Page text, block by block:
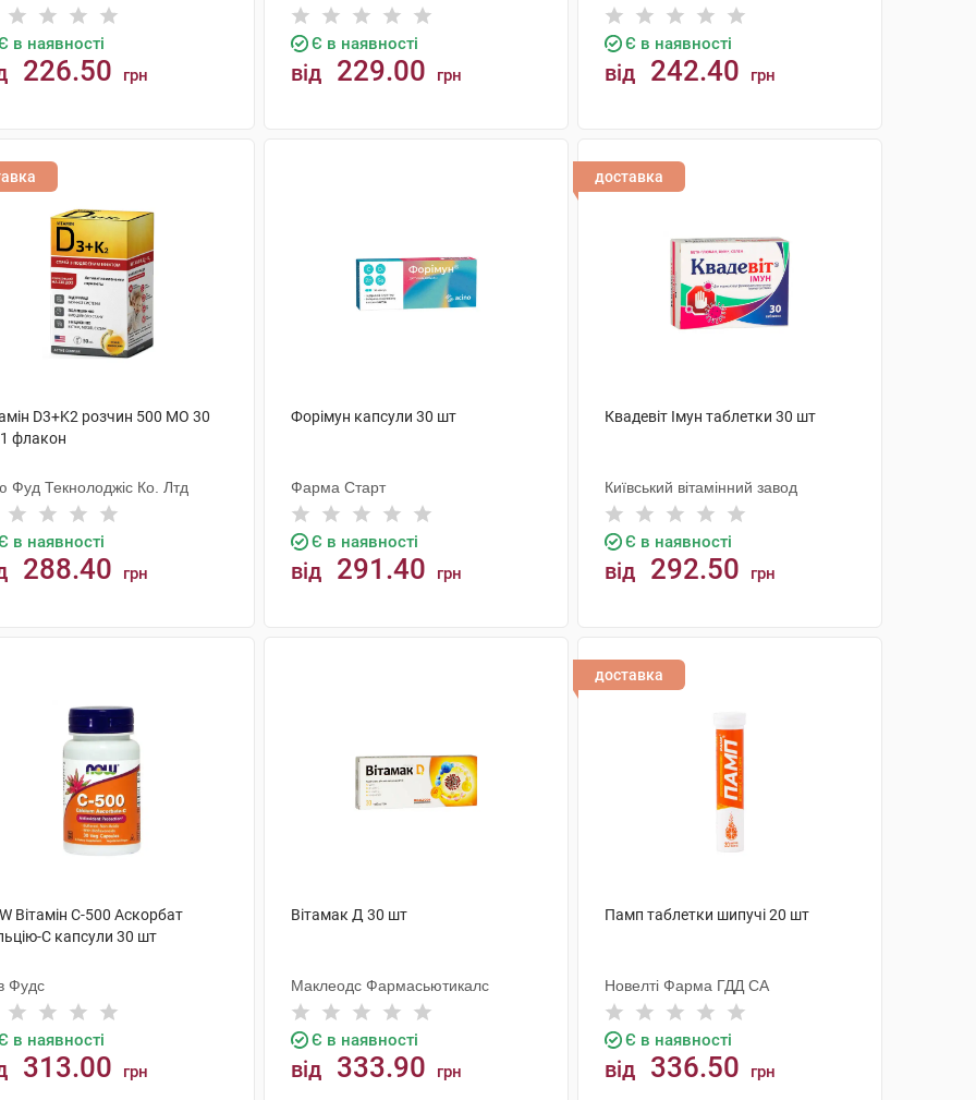
в наявності
226.50 грн
Є в наявності
від 229.00 грн
Є в наявності
від 242.40 грн
D3+K2 розчин 500 МО 30
флакон
Фуд Текнолоджіс Ко. Лтд
в наявності
288.40 грн
Форімун капсули 30 шт
Фарма Старт
Є в наявності
від 291.40 грн
доставка
Квадевіт Імун таблетки 30 шт
Київський вітамінний завод
Є в наявності
від 292.50 грн
Вітамін С-500 Аскорбат
С капсули 30 шт
Фудс
в наявності
313.00 грн
Вітамак Д 30 шт
Маклеодс Фармасьютикалс
Є в наявності
від 333.90 грн
доставка
Памп таблетки шипучі 20 шт
Новелті Фарма ГДД СА
Є в наявності
від 336.50 грн